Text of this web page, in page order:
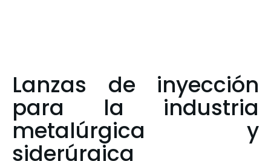
Lanzas de inyección
para la industria
metalúrgica y
siderúrgica